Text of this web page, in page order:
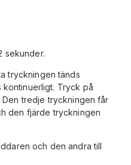
sekunder.
tryckningen tänds
kontinuerligt. Tryck på
tredje tryckningen får
den fjärde tryckningen
och den andra till